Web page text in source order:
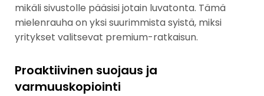
mikäli sivustolle pääsisi jotain luvatonta. Tämä
mielenrauha on yksi suurimmista syistä, miksi
yritykset valitsevat premium-ratkaisun.
Proaktiivinen suojaus ja
varmuuskopiointi